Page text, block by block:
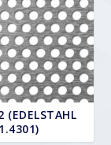
(EDELSTAHL
1.4301)